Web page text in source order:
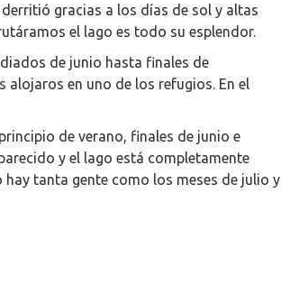
gracias a los días de sol y altas
el lago es todo su esplendor.
de junio hasta finales de
alojaros en uno de los refugios. En el
de verano, finales de junio e
y el lago está completamente
tanta gente como los meses de julio y